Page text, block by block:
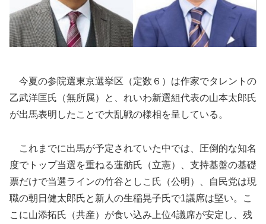
今夏の参院選東京選挙区（定数６）は作家でタレントの
乙武洋匡氏（無所属）と、れいわ新選組代表の山本太郎氏
が出馬表明したことで大乱戦の様相を呈している。
これまでに出馬が予定されていた中では、圧倒的な知名
度でトップ当選を重ねる蓮舫氏（立憲）、支持基盤の基礎
票だけで当選ラインの竹谷としこ氏（公明）、自民党は現
職の朝日健太郎氏と新人の生稲晃子氏で1議席は堅い。こ
こに山添拓氏（共産）が食い込み上位4議席が安定し、残